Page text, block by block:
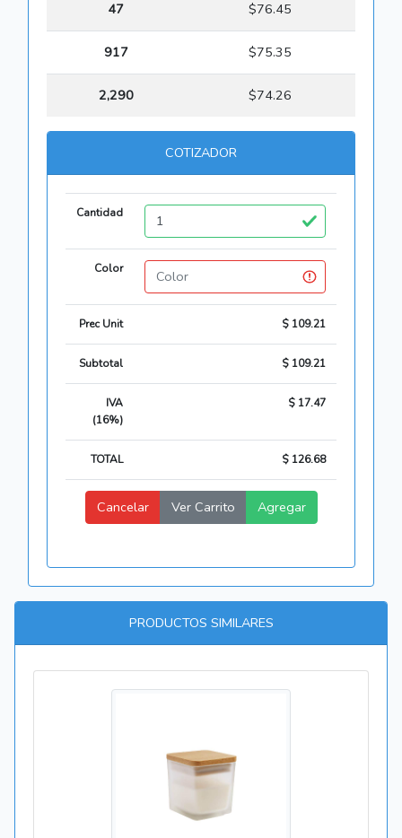
47 $76.45
917 $75.35
2,290 $74.26
COTIZADOR
Cantidad
Color
Prec Unit $ 109.21
Subtotal $ 109.21
IVA
(16%)
$ 17.47
TOTAL $ 126.68
Cancelar Ver Carrito Agregar
PRODUCTOS SIMILARES